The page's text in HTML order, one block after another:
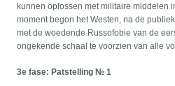
kunnen oplossen met militaire middelen
moment begon het Westen, na de
met de woedende Russofobie van de
ongekende schaal te voorzien van alle
3e fase: Patstelling № 1